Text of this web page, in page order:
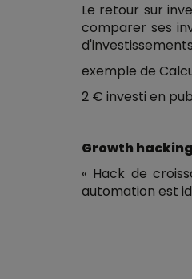
Le retour sur
comparer ses
exemple de
2 € investi en
Growth hacking
« Hack de
automation est